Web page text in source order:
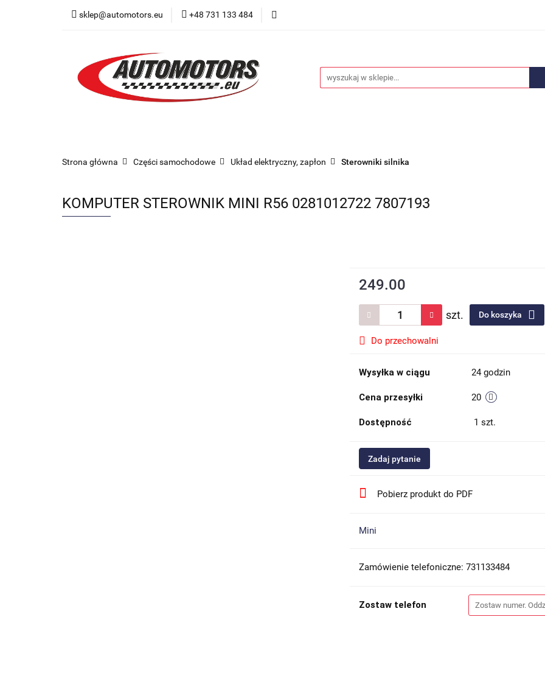
sklep@automotors.eu +48 731 133 484
Części samochodowe
Car audio Nowości
Strona główna Części samochodowe Układ elektryczny, zapłon Sterowniki silnika
KOMPUTER STEROWNIK MINI R56 0281012722 7807193
249.00
szt. Do koszyka
Do przechowalni
Wysyłka w ciągu 24 godzin
Cena przesyłki 20
Dostępność 1 szt.
Zadaj pytanie
Pobierz produkt do PDF
Mini
Zamówienie telefoniczne: 731133484
Zostaw telefon